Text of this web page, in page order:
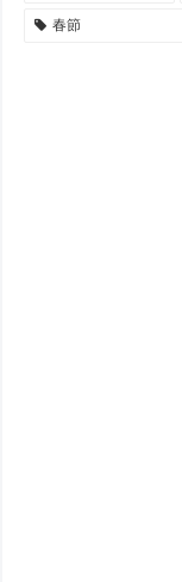
春節